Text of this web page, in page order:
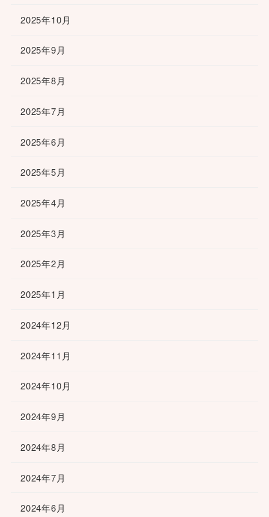
2025年10月
2025年9月
2025年8月
2025年7月
2025年6月
2025年5月
2025年4月
2025年3月
2025年2月
2025年1月
2024年12月
2024年11月
2024年10月
2024年9月
2024年8月
2024年7月
2024年6月